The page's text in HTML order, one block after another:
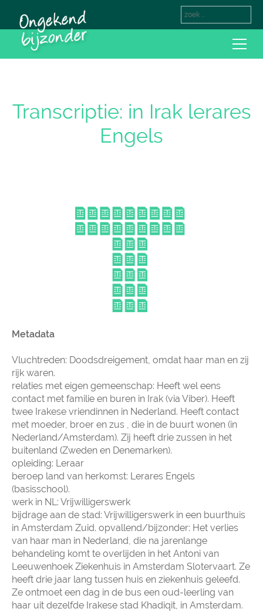
Transcriptie: in Irak lerares
Engels
Metadata
Vluchtreden: Doodsdreigement, omdat haar man en zij
rijk waren.
relaties met eigen gemeenschap: Heeft wel eens
contact met familie en buren in Irak (via Viber). Heeft
twee Irakese vriendinnen in Nederland. Heeft contact
met moeder, broer en zus , die in de buurt wonen (in
Nederland/Amsterdam). Zij heeft drie zussen in het
buitenland (Zweden en Denemarken).
opleiding: Leraar
beroep land van herkomst: Lerares Engels
(basisschool).
werk in NL: Vrijwilligerswerk
bijdrage aan de stad: Vrijwilligerswerk in een buurthuis
in Amsterdam Zuid. opvallend/bijzonder: Het verlies
van haar man in Nederland, die na jarenlange
behandeling komt te overlijden in het Antoni van
Leeuwenhoek Ziekenhuis in Amsterdam Slotervaart. Ze
heeft drie jaar lang tussen huis en ziekenhuis geleefd.
Ze ontmoet een dag in de bus een oud-leerling van
haar uit dezelfde Irakese stad Khadiqit, in Amsterdam.